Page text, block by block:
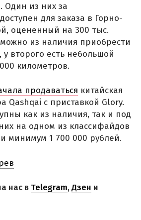
Один из них за
для заказа в Горно-
оцененный на 300 тыс.
из наличия приобрести
второго есть небольшой
километров.
продаваться китайская
Qashqai с приставкой Glory.
как из наличия, так и под
на одном из классифайдов
минимум 1 700 000 рублей.
нас в Telegram,Дзен и